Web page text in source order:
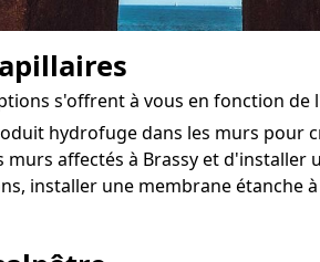
s'offrent à vous en fonction de
hydrofuge dans les murs pour
affectés à Brassy et d'installer
installer une membrane